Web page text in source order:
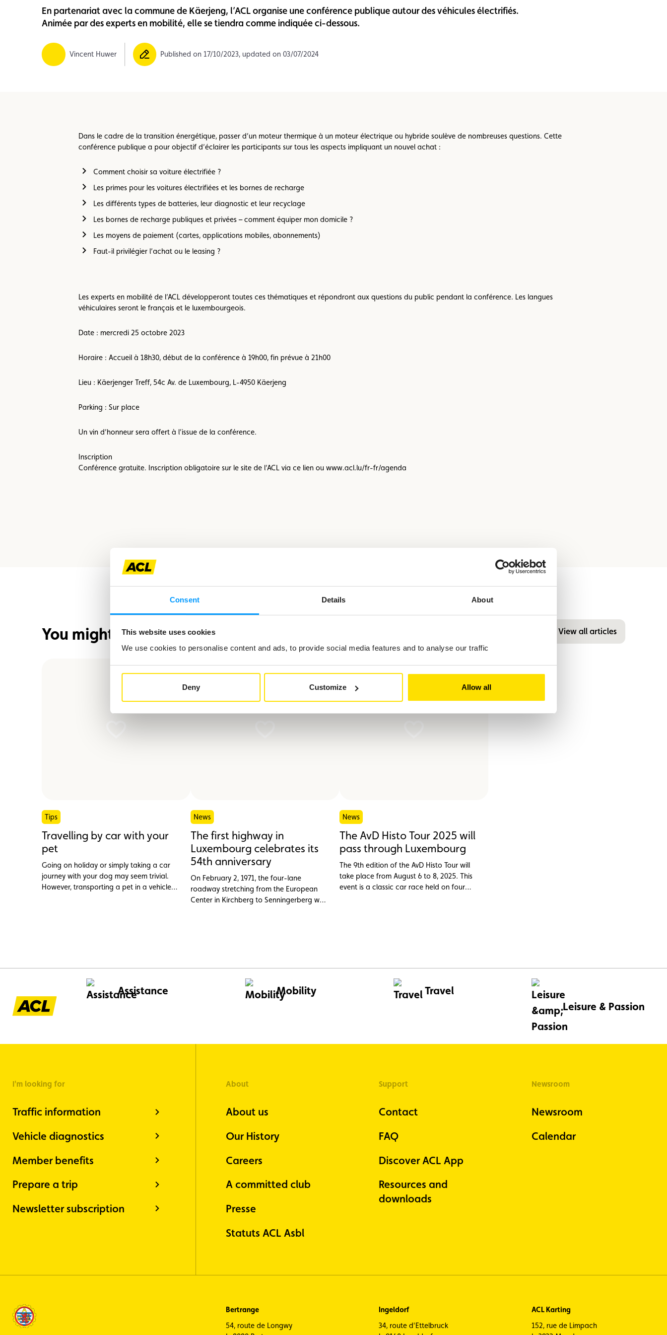
Consent Details About
This website uses cookies
We use cookies to personalise content and ads, to provide social media features and to analyse our traffic
Deny Customize Allow all
Member Karting Advantages Assistance Events
En partenariat avec la commune de Käerjeng, l’ACL organise une conférence publique autour des véhicules électrifiés.
Animée par des experts en mobilité, elle se tiendra comme indiquée ci-dessous.
Vincent Huwer Published on 17/10/2023, updated on 03/07/2024
Dans le cadre de la transition énergétique, passer d’un moteur thermique à un moteur électrique ou hybride soulève de nombreuses questions. Cette
conférence publique a pour objectif d’éclairer les participants sur tous les aspects impliquant un nouvel achat :
Comment choisir sa voiture électrifiée ?
Les primes pour les voitures électrifiées et les bornes de recharge
Les différents types de batteries, leur diagnostic et leur recyclage
Les bornes de recharge publiques et privées – comment équiper mon domicile ?
Les moyens de paiement (cartes, applications mobiles, abonnements)
Faut-il privilégier l’achat ou le leasing ?
Les experts en mobilité de l’ACL développeront toutes ces thématiques et répondront aux questions du public pendant la conférence. Les langues
véhiculaires seront le français et le luxembourgeois.
Date : mercredi 25 octobre 2023
Horaire : Accueil à 18h30, début de la conférence à 19h00, fin prévue à 21h00
Lieu : Käerjenger Treff, 54c Av. de Luxembourg, L-4950 Käerjeng
Parking : Sur place
Un vin d’honneur sera offert à l’issue de la conférence.
Inscription
Conférence gratuite. Inscription obligatoire sur le site de l’ACL via ce lien ou www.acl.lu/fr-fr/agenda
You might also be interested in View all articles
Tips
Travelling by car with your
pet
Going on holiday or simply taking a car
journey with your dog may seem trivial.
However, transporting a pet in a vehicle
News
The first highway in
Luxembourg celebrates its
54th anniversary
On February 2, 1971, the four-lane
roadway stretching from the European
Center in Kirchberg to Senningerberg was
News
The AvD Histo Tour 2025 will
pass through Luxembourg
The 9th edition of the AvD Histo Tour will
take place from August 6 to 8, 2025. This
event is a classic car race held on four
Assistance Mobility
Travel
Leisure & Passion
I'm looking for
Traffic information
Vehicle diagnostics
Member benefits
Prepare a trip
Newsletter subscription
About
About us
Our History
Careers
A committed club
Presse
Statuts ACL Asbl
Support
Contact
FAQ
Discover ACL App
Resources and
downloads
Newsroom
Newsroom
Calendar
Bertrange
54, route de Longwy
Ingeldorf
34, route d'Ettelbruck
ACL Karting
152, rue de Limpach